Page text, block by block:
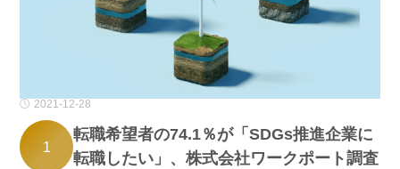
2021-12-28
1
転職希望者の74.1％が「SDGs推進企業に
転職したい」、株式会社ワークポート調査